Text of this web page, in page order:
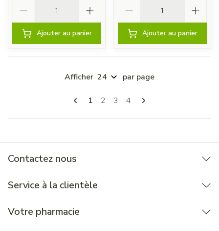
Ajouter au panier Ajouter au panier
Pages
Vous lisez actuellement la page
1 Page
2 Page
3 Page
4
Afficher par page
Contactez nous
Service à la clientèle
Votre pharmacie